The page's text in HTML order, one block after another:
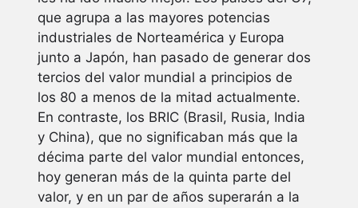
que agrupa a las mayores potencias
industriales de Norteamérica y Europa
junto a Japón, han pasado de generar dos
tercios del valor mundial a principios de
los 80 a menos de la mitad actualmente.
En contraste, los BRIC (Brasil, Rusia, India
y China), que no significaban más que la
décima parte del valor mundial entonces,
hoy generan más de la quinta parte del
valor, y en un par de años superarán a la